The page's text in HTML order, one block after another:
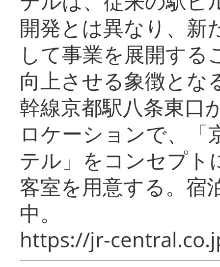
開発とは異なり、新
して事業を展開する
向上させる象徴とな
幹線京都駅八条東口
ロケーションで、「
テル」をコンセプト
客室を用意する。宿
中。
https://jr-